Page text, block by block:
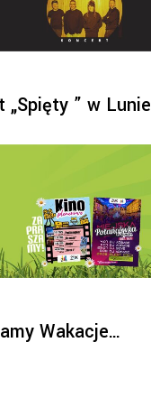
„Spięty ” w Lunie
Wakacje…